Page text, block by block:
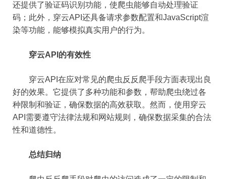
还提供了验证码识别功能，使爬虫能够自动处理验证
码；此外，穿云API还具备请求参数配置和JavaScript渲
染等功能，能够模拟真实用户的行为。
穿云API的有效性
穿云API在应对常见的爬虫反反爬手段方面表现出良
好的效果。它提供了多种功能和参数，帮助爬虫绕过各
种限制和验证，确保数据的高效获取。然而，使用穿云
API需要遵守法律法规和网站规则，确保数据采集的合法
性和道德性。
总结归纳